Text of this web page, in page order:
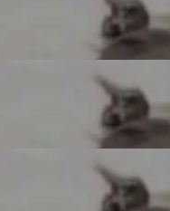
，Dee
拒绝包
获得
的发
维基百